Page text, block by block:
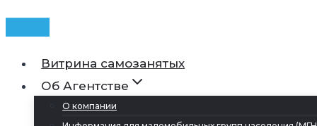
Витрина самозанятых
Об Агентстве
О компании